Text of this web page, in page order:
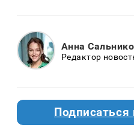
Анна
Редактор